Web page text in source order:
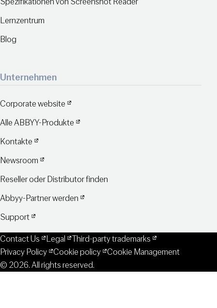
Lernzentrum
Blog
Unternehmen
Corporate website
Alle ABBYY-Produkte
Kontakte
Newsroom
Reseller oder Distributor finden
Abbyy-Partner werden
Support
Contact Us Legal
Third-party trademarks
Privacy Policy
Cookie policy
Cookie Management
© 2026. All rights reserved.